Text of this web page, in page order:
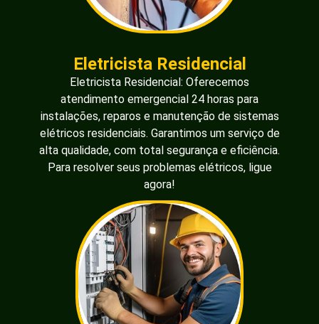
Eletricista Residencial
Eletricista Residencial: Oferecemos
atendimento emergencial 24 horas para
instalações, reparos e manutenção de sistemas
elétricos residenciais. Garantimos um serviço de
alta qualidade, com total segurança e eficiência.
Para resolver seus problemas elétricos, ligue
agora!